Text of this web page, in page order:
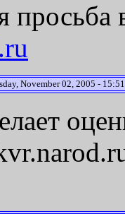
November 02, 2005 -